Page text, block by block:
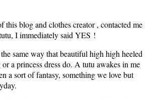
this blog and clothes creator , contacted me
I immediately said YES !
same way that beautiful high high heeled
a princess dress do. A tutu awakes in me
a sort of fantasy, something we love but